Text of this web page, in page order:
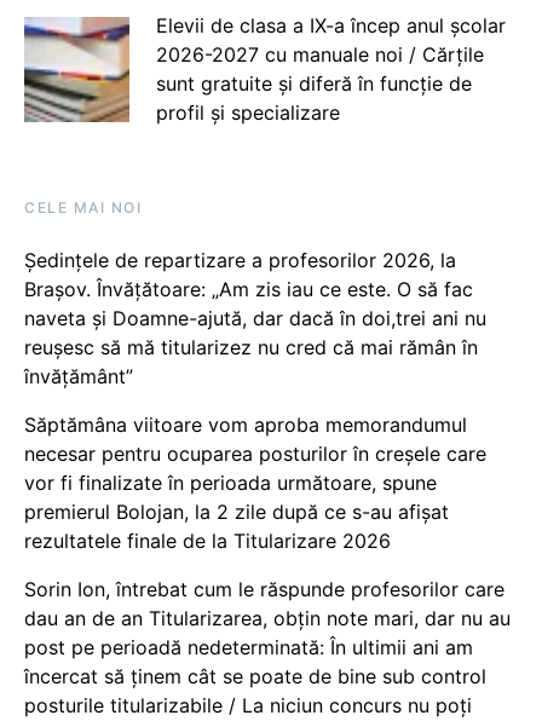
Elevii de clasa a IX-a încep anul școlar
2026-2027 cu manuale noi / Cărțile
sunt gratuite și diferă în funcție de
profil și specializare
CELE MAI NOI
Ședințele de repartizare a profesorilor 2026, la
Brașov. Învățătoare: „Am zis iau ce este. O să fac
naveta și Doamne-ajută, dar dacă în doi,trei ani nu
reușesc să mă titularizez nu cred că mai rămân în
învățământ”
Săptămâna viitoare vom aproba memorandumul
necesar pentru ocuparea posturilor în creșele care
vor fi finalizate în perioada următoare, spune
premierul Bolojan, la 2 zile după ce s-au afișat
rezultatele finale de la Titularizare 2026
Sorin Ion, întrebat cum le răspunde profesorilor care
dau an de an Titularizarea, obțin note mari, dar nu au
post pe perioadă nedeterminată: În ultimii ani am
încercat să ținem cât se poate de bine sub control
posturile titularizabile / La niciun concurs nu poți